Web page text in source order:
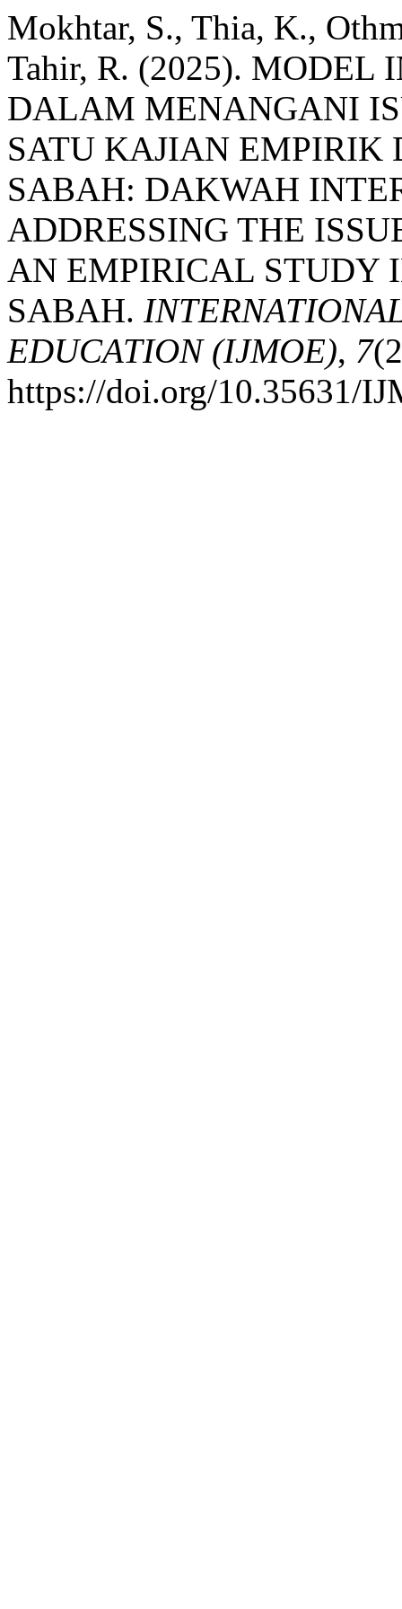
Mokhtar, S., Thia, K.,
Tahir, R. (2025). MODEL
DALAM MENANGANI
SATU KAJIAN EMPIRIK
SABAH: DAKWAH
ADDRESSING THE
AN EMPIRICAL STUDY
SABAH.
EDUCATION (IJMOE), 7
https://doi.org/10.35631/